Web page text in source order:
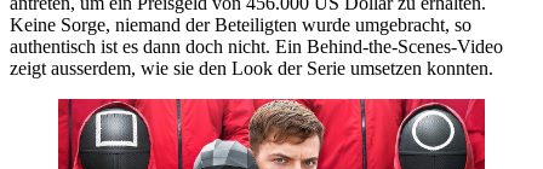
Keine Sorge, niemand der Beteiligten wurde umgebracht, so
authentisch ist es dann doch nicht. Ein Behind-the-Scenes-Video
zeigt ausserdem, wie sie den Look der Serie umsetzen konnten.